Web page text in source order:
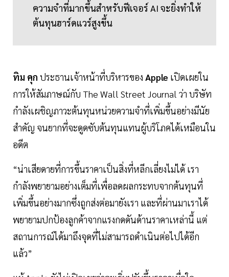
ความจำที่มากขึ้นสำหรับฟีเจอร์ AI จะยิ่งทำให้
ต้นทุนฮาร์ดแวร์สูงขึ้น
ทิม คุก ประธานเจ้าหน้าที่บริหารของ Apple เปิดเผยใน
การให้สัมภาษณ์กับ The Wall Street Journal ว่า บริษัท
กำลังเผชิญภาวะต้นทุนหน่วยความจำที่เพิ่มขึ้นอย่างมีนัย
สำคัญ จนยากที่จะดูดซับต้นทุนแทนผู้บริโภคได้เหมือนใน
อดีต
“น่าเสียดายที่การขึ้นราคาเป็นสิ่งที่หลีกเลี่ยงไม่ได้ เรา
กำลังพยายามอย่างเต็มที่เพื่อลดผลกระทบจากต้นทุนที่
เพิ่มขึ้นอย่างมากซึ่งถูกส่งต่อมายังเรา และที่ผ่านมาเราได้
พยายามปกป้องลูกค้าจากแรงกดดันด้านราคาเหล่านี้ แต่
สถานการณ์ได้มาถึงจุดที่ไม่สามารถดำเนินต่อไปได้อีก
แล้ว”